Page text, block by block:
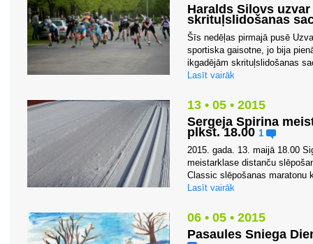
Haralds Silovs
skrituļslidošanas
Šīs nedēļas pirmajā pusē
sportiska gaisotne, jo bija
ikgadējām skrituļslidošanas
Lasīt vairāk
13 • 05 • 2015
Sergeja Spirina
plkst. 18.00 1
2015. gada. 13. maijā 18.00
meistarklase distanču
Classic slēpošanas maratonu
Lasīt vairāk
06 • 05 • 2015
Pasaules Sniega